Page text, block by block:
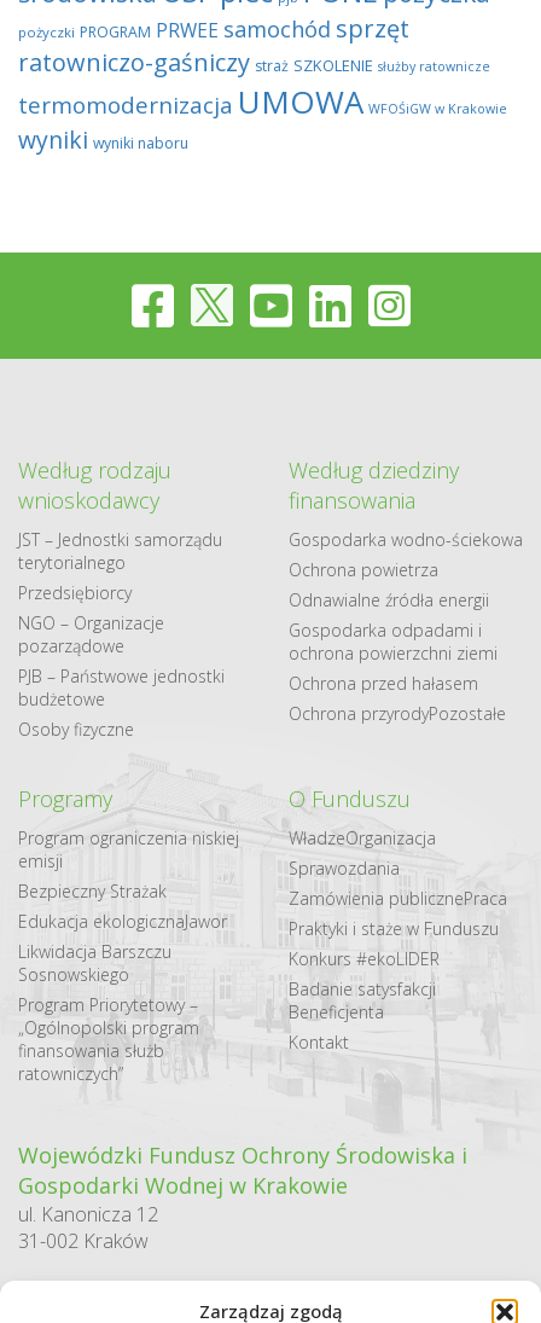
Zarządzaj zgodą
pożyczki PROGRAM PRWEE samochód sprzęt
ratowniczo-gaśniczy straż SZKOLENIE służby ratownicze
termomodernizacja UMOWA WFOŚiGW w Krakowie
wyniki wyniki naboru
Według rodzaju
wnioskodawcy
JST – Jednostki samorządu
terytorialnego
Przedsiębiorcy
NGO – Organizacje
pozarządowe
PJB – Państwowe jednostki
budżetowe
Osoby fizyczne
Według dziedziny
finansowania
Gospodarka​ wodno​-ściekowa
Ochrona powietrza
Odnawialne​ źródła​ energii
Gospodarka odpadami i
ochrona powierzchni ziemi
Ochrona przed hałasem
Ochrona przyrodyPozostałe
Programy
Program ograniczenia niskiej
emisji
Bezpieczny Strażak
Edukacja ekologicznaJawor
Likwidacja Barszczu
Sosnowskiego
Program Priorytetowy –
„Ogólnopolski program
finansowania służb
ratowniczych”
O Funduszu
WładzeOrganizacja
Sprawozdania
Zamówienia publicznePraca
Praktyki i staże w Funduszu
Konkurs #ekoLIDER
Badanie satysfakcji
Beneficjenta
Kontakt
Wojewódzki Fundusz Ochrony Środowiska i
Gospodarki Wodnej w Krakowie
ul. Kanonicza 12
31-002 Kraków